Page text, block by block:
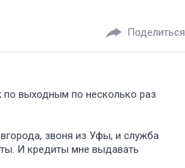
Поделиться
выходным по несколько раз
звоня из Уфы, и служба
И кредиты мне выдавать